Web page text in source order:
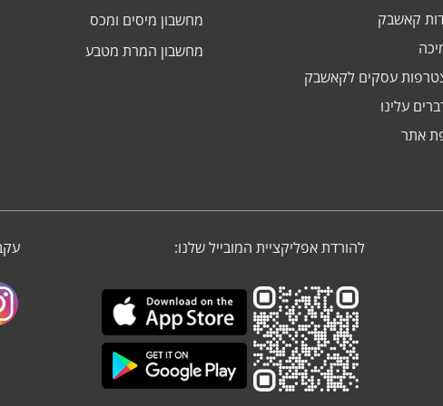
קאשבק
עסקים לקאשבק
עלינו
אתר
מחשבון מיסים ומכס
מחשבון המרת מטבע
להורדת אפליקציית המובייל שלנו: